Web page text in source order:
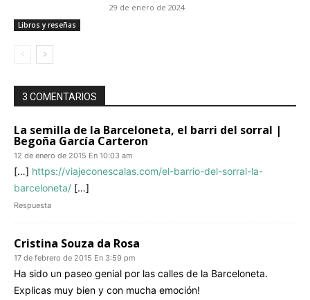
Libros y reseñas
29 de enero de 2024
3 COMENTARIOS
La semilla de la Barceloneta, el barri del sorral |
Begoña García Carteron
12 de enero de 2015 En 10:03 am
[…] https://viajeconescalas.com/el-barrio-del-sorral-la-
barceloneta/ […]
Respuesta
Cristina Souza da Rosa
17 de febrero de 2015 En 3:59 pm
Ha sido un paseo genial por las calles de la Barceloneta.
Explicas muy bien y con mucha emoción!